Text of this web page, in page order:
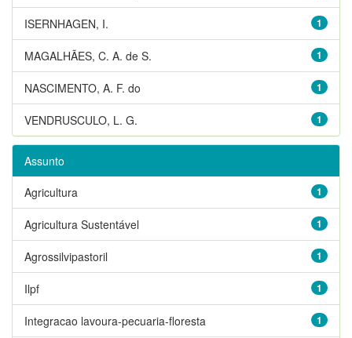
1
ISERNHAGEN, I.
1
MAGALHÃES, C. A. de S.
1
NASCIMENTO, A. F. do
1
VENDRUSCULO, L. G.
Assunto
1
Agricultura
1
Agricultura Sustentável
1
Agrossilvipastoril
1
Ilpf
1
Integracao lavoura-pecuaria-floresta